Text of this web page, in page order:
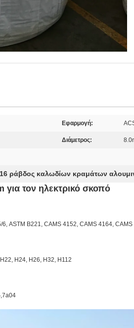
Εφαρμογή:
Διάμετρος:
ράβδος καλωδίων κραμάτων
τον ηλεκτρικό σκοπό
ASTM B221, CAMS 4152, CAMS 4164,
H24, H26, H32, H112